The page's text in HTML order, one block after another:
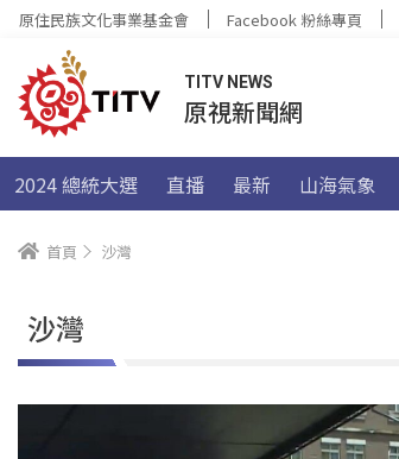
原住民族文化事業基金會 Facebook 粉絲專頁
TITV NEWS
原視新聞網
2024 總統大選 直播 最新 山海氣象
首頁 沙灣
沙灣